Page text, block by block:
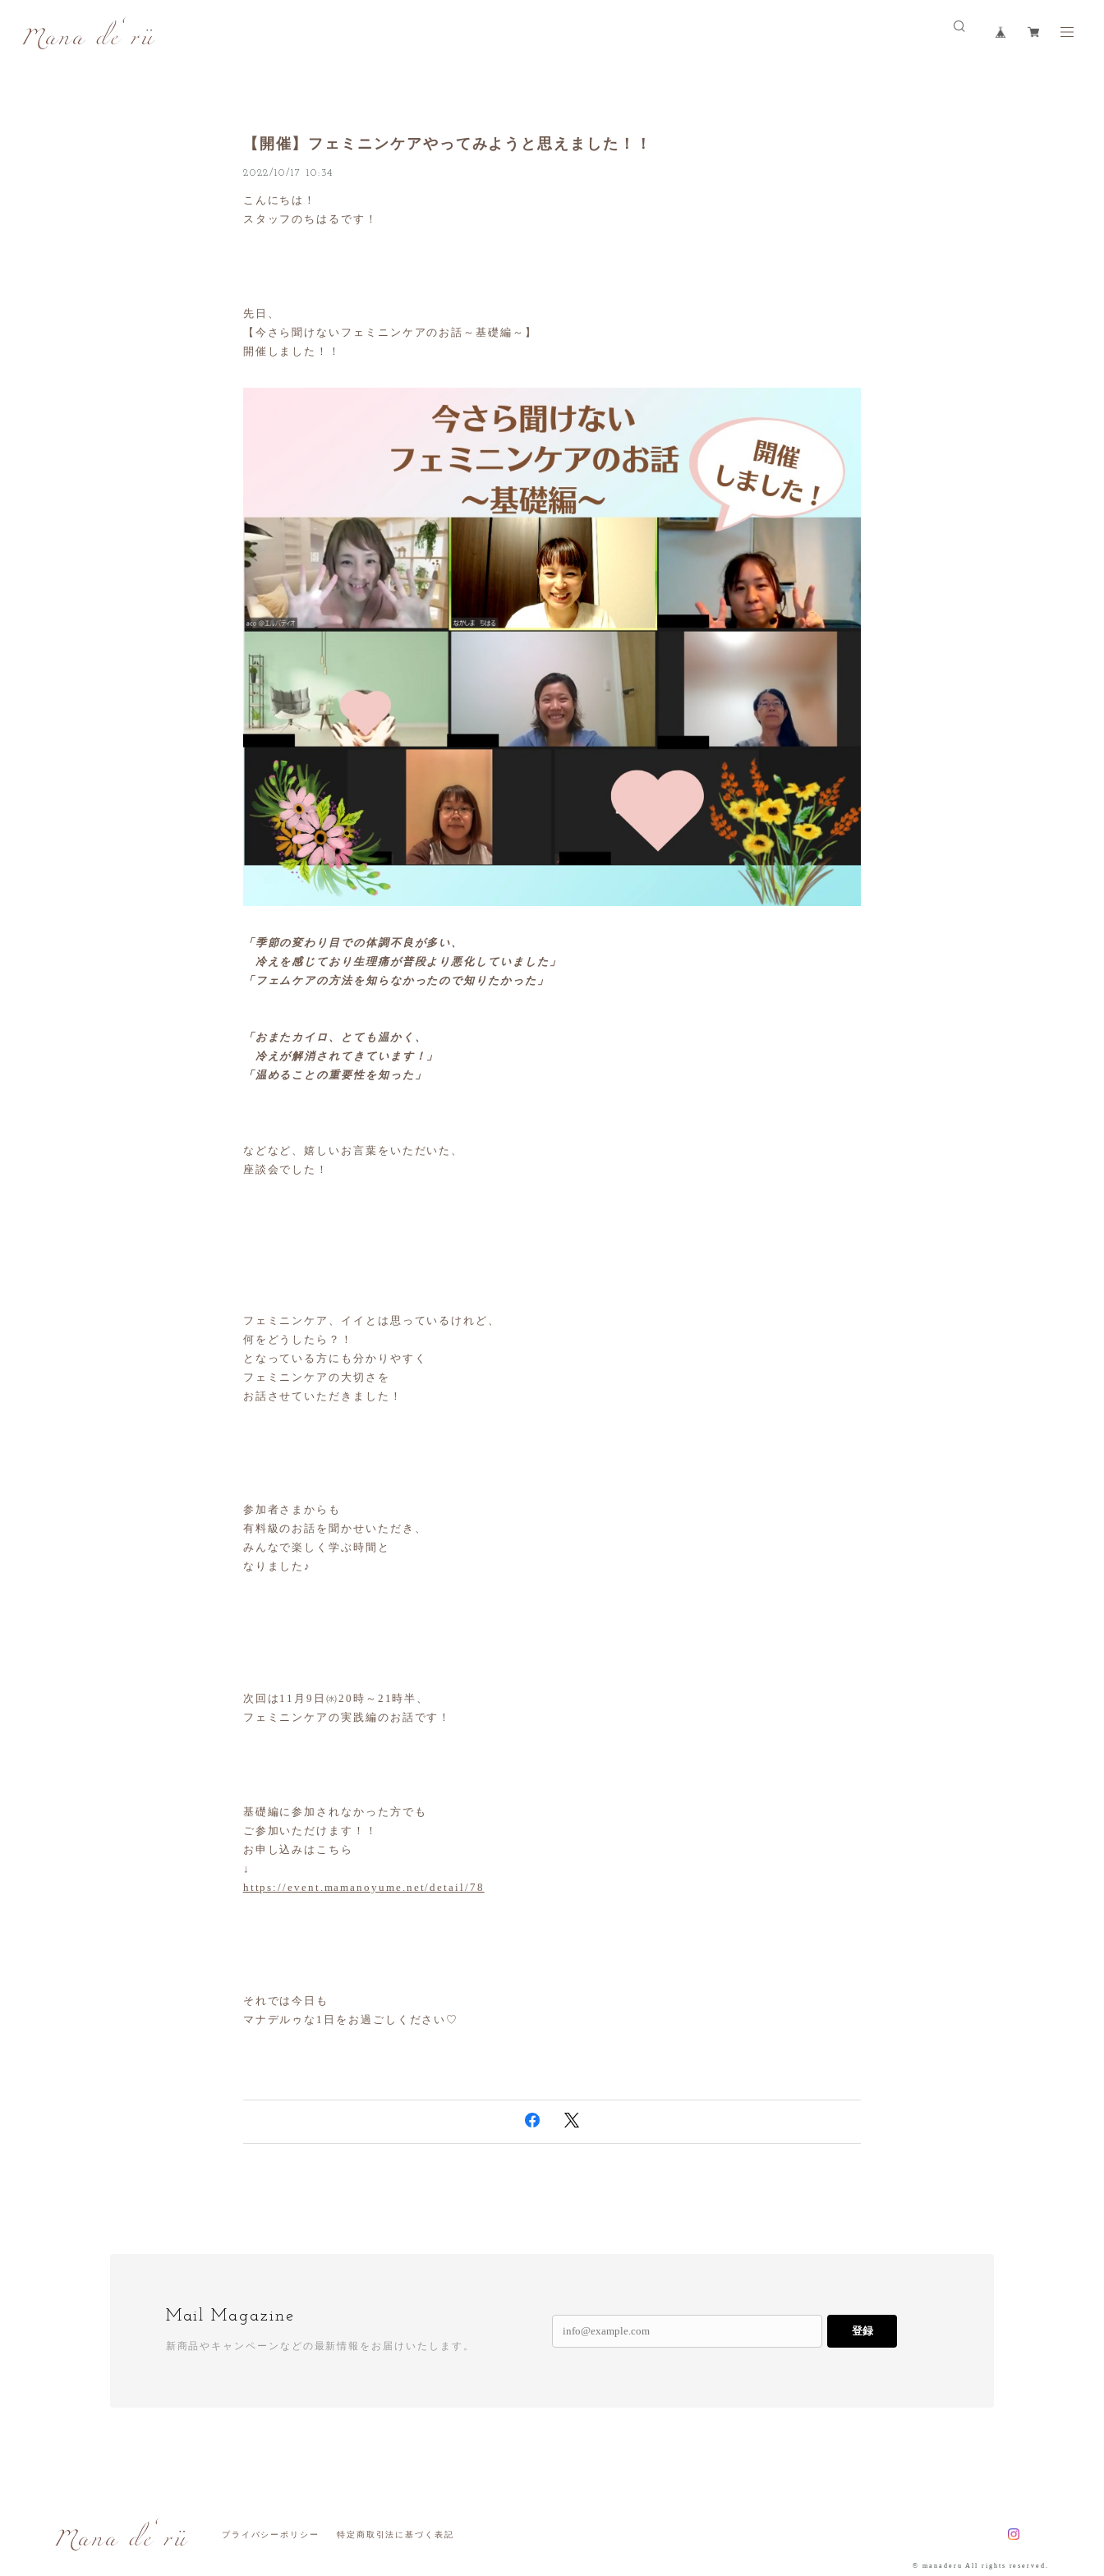
【開催】フェミニンケアやってみようと思えました！！
2022/10/17 10:34
こんにちは！
スタッフのちはるです！
先日、
【今さら聞けないフェミニンケアのお話～基礎編～】
開催しました！！
「季節の変わり目での体調不良が多い、
冷えを感じており生理痛が普段より悪化していました」
「フェムケアの方法を知らなかったので知りたかった」
「おまたカイロ、とても温かく、
冷えが解消されてきています！」
「温めることの重要性を知った」
などなど、嬉しいお言葉をいただいた、
座談会でした！
フェミニンケア、イイとは思っているけれど、
何をどうしたら？！
となっている方にも分かりやすく
フェミニンケアの大切さを
お話させていただきました！
参加者さまからも
有料級のお話を聞かせいただき、
みんなで楽しく学ぶ時間と
なりました♪
次回は11月9日㈬20時～21時半、
フェミニンケアの実践編のお話です！
基礎編に参加されなかった方でも
ご参加いただけます！！
お申し込みはこちら
↓
https://event.mamanoyume.net/detail/78
それでは今日も
マナデルゥな1日をお過ごしください♡
Mail Magazine
新商品やキャンペーンなどの最新情報をお届けいたします。
登録
プライバシーポリシー 特定商取引法に基づく表記
© manaderu All rights reserved.